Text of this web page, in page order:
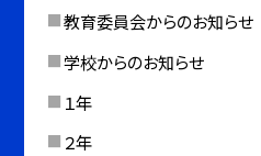
教育委員会からのお知らせ
学校からのお知らせ
１年
２年